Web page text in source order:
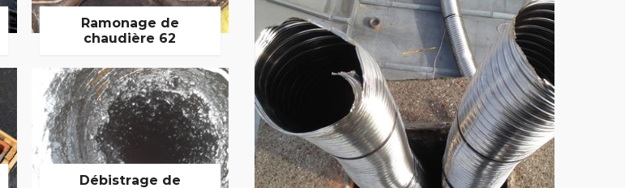
Ramonage de
chaudière 62
Débistrage de